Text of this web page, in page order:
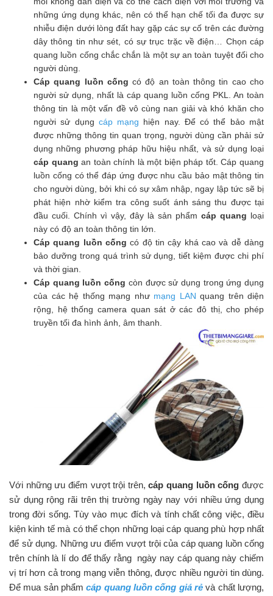
những ứng dụng khác, nên có thể hạn chế tối đa được sự
nhiễu điện dưới lòng đất hay gặp các sự cố trên các đường
dây thông tin như sét, có sự trục trặc về điện… Chọn cáp
quang luồn cống chắc chắn là một sự an toàn tuyệt đối cho
người dùng.
Cáp quang luồn cống có độ an toàn thông tin cao cho
người sử dụng, nhất là cáp quang luồn cống PKL. An toàn
thông tin là một vấn đề vô cùng nan giải và khó khăn cho
người sử dụng cáp mạng hiện nay. Để có thể bảo mật
được những thông tin quan trọng, người dùng cần phải sử
dụng những phương pháp hữu hiệu nhất, và sử dụng loại
cáp quang an toàn chính là một biện pháp tốt. Cáp quang
luồn cống có thể đáp ứng được nhu cầu bảo mật thông tin
cho người dùng, bởi khi có sự xâm nhập, ngay lập tức sẽ bị
phát hiện nhờ kiểm tra công suốt ánh sáng thu được tại
đầu cuối. Chính vì vậy, đây là sản phẩm cáp quang loại
này có độ an toàn thông tin lớn.
Cáp quang luồn cống có độ tin cậy khá cao và dễ dàng
bảo dưỡng trong quá trình sử dụng, tiết kiệm được chi phí
và thời gian.
Cáp quang luồn cống còn được sử dụng trong ứng dụng
của các hệ thống mạng như mạng LAN quang trên diện
rộng, hệ thống camera quan sát ở các đô thị, cho phép
truyền tối đa hình ảnh, âm thanh.
Với những ưu điểm vượt trội trên,cáp quang luồn cống được
sử dụng rộng rãi trên thị trường ngày nay với nhiều ứng dụng
trong đời sống. Tùy vào mục đích và tính chất công việc, điều
kiện kinh tế mà có thể chọn những loại cáp quang phù hợp nhất
để sử dụng. Những ưu điểm vượt trội của cáp quang luồn cống
trên chính là lí do để thấy rằng ngày nay cáp quang này chiếm
vị trí hơn cả trong mạng viễn thông, được nhiều người tin dùng.
Để mua sản phẩmcáp quang luồn cống giá rẻ và chất lượng,